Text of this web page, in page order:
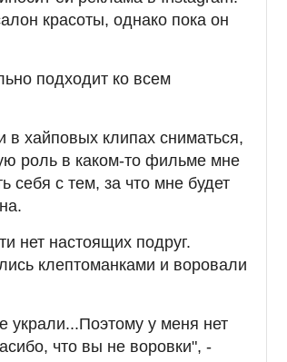
красоты, однако пока он
подходит ко всем
в хайповых клипах сниматься,
роль в каком-то фильме мне
себя с тем, за что мне будет
нет настоящих подруг.
клептоманками и воровали
украли...Поэтому у меня нет
что вы не воровки", -